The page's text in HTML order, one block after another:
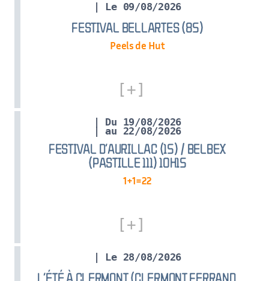
| Le 09/08/2026
FESTIVAL BELLARTES (85)
Peels de Hut
| Du 19/08/2026
FESTIVAL D’AURILLAC (15) / BELBEX
(PASTILLE 111) 10H15
| au 22/08/2026
1+1=22
| Le 28/08/2026